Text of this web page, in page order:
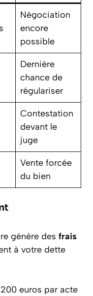
Négociation
encore
possible
Dernière
chance de
régulariser
Contestation
devant le
juge
Vente forcée
du bien
génère des frais
à votre dette
euros par acte